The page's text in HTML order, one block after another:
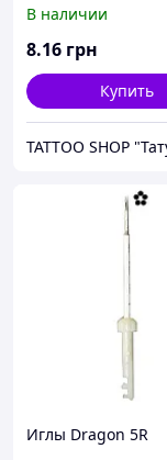
В наличии
8.16 грн
Купить
Иглы Dragon 5R